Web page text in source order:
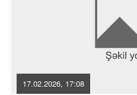
17.02.2026, 17:08